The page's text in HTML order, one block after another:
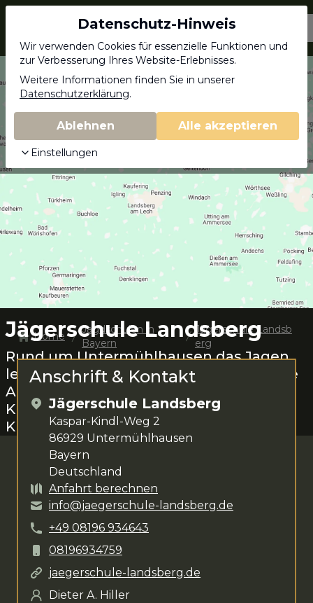
Jagdschein.com
Jägerschule Landsberg
Rund umUntermühlhausendas Jagen
lernen.Dieter A. Hillersteht dir für deine
Anliegen zur Verfügung. Das
Kursangebot umfasst verschiedenste
Kurse
.
Home
Jagdschulen in
Bayern
Jägerschule Landsb
erg
Anschrift & Kontakt
Jägerschule Landsberg
Kaspar-Kindl-Weg 2
86929 Untermühlhausen
Bayern
Deutschland
Anfahrt berechnen
info@jaegerschule-landsberg.de
+49 08196 934643
08196934759
jaegerschule-landsberg.de
Dieter A. Hiller
Datenschutz-Hinweis
Wir verwenden Cookies für essenzielle Funktionen und
zur Verbesserung Ihres Website-Erlebnisses.
Weitere Informationen finden Sie in unserer
Datenschutzerklärung.
Ablehnen Alle akzeptieren
Einstellungen